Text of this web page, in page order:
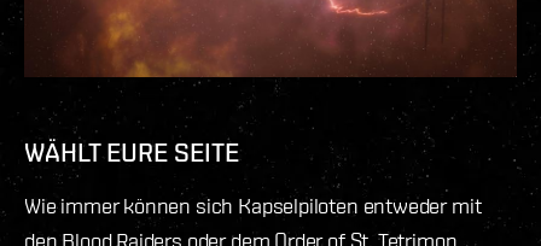
WÄHLT EURE SEITE
Wie immer können sich Kapselpiloten entweder mit
den Blood Raiders oder dem Order of St. Tetrimon